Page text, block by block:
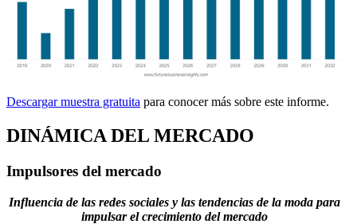
Descargar muestra gratuita para conocer más sobre este informe.
DINÁMICA DEL MERCADO
Impulsores del mercado
Influencia de las redes sociales y las tendencias de la moda para
impulsar el crecimiento del mercado